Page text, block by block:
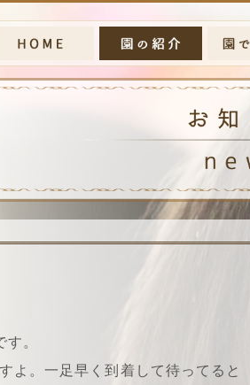
。
よ。一足早く到着して待ってると